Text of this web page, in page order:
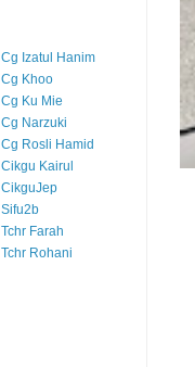
Cg Izatul Hanim
Cg Khoo
Cg Ku Mie
Cg Narzuki
Cg Rosli Hamid
Cikgu Kairul
CikguJep
Sifu2b
Tchr Farah
Tchr Rohani